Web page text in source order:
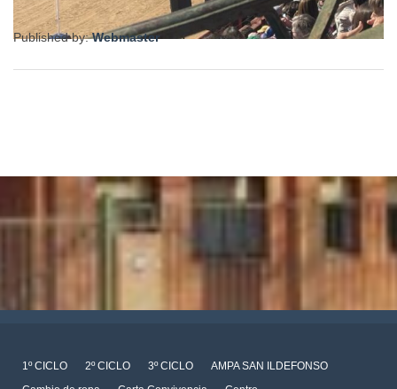
Published by:Webmaster
1º CICLO 2º CICLO 3º CICLO
AMPA SAN ILDEFONSO